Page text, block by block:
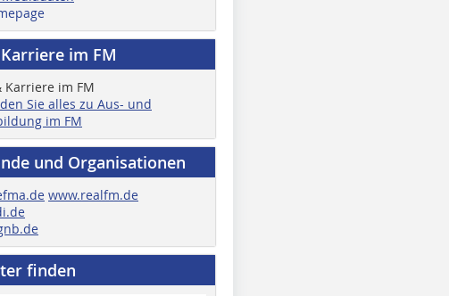
im FM
Sie alles zu Aus- und
im FM
und Organisationen
www.realfm.de
finden